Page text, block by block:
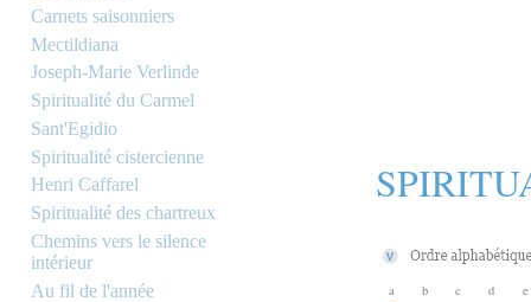
Carnets saisonniers
Mectildiana
Joseph-Marie Verlinde
Spiritualité du Carmel
Sant'Egidio
Spiritualité cistercienne
Henri Caffarel
Spiritualité des chartreux
Chemins vers le silence
intérieur
Au fil de l'année
a b c d e